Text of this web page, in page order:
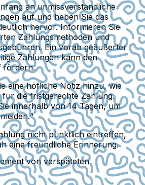
an unmissverständliche
auf und heben Sie das
hervor. Informieren Sie
Zahlungsmethoden und
Ein vorab geäußerter
Zahlungen kann den
fördern.
eine höfliche Notiz hinzu, wie
für die fristgerechte Zahlung.
innerhalb von 14 Tagen, um
nicht pünktlich eintreffen,
eine freundliche Erinnerung.
von verspäteten